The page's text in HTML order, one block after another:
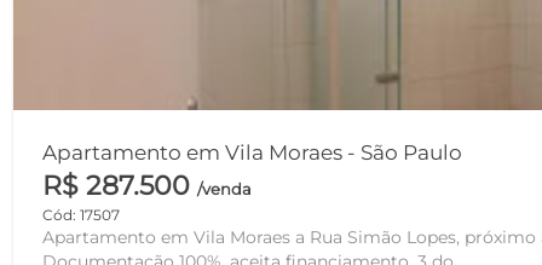
Apartamento em Vila Moraes - São Paulo
R$ 287.500 /venda
Cód: 17507
Apartamento em Vila Moraes a Rua Simão Lopes, próximo ao futuro metro,